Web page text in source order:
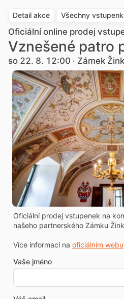
Detail akce Všechny
Oficiální online prodej
Vznešené patro
so 22. 8. 12:00 · Zámek
Oficiální prodej vstupenek na
našeho partnerského Zámku
Více informací na oficiálním webu
Vaše jméno